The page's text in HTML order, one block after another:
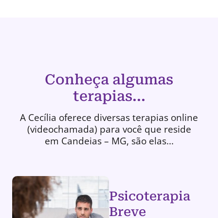
Conheça algumas
terapias...
A Cecília oferece diversas terapias online
(videochamada) para você que reside
em Candeias – MG, são elas...
Psicoterapia
Breve